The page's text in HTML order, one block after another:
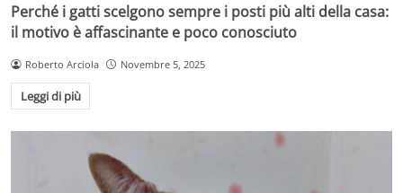
Perché i gatti scelgono sempre i posti più alti della casa:
il motivo è affascinante e poco conosciuto
Roberto Arciola Novembre 5, 2025
Leggi di più